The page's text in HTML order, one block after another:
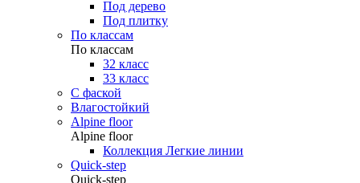
Под дерево
Под плитку
По классам
По классам
32 класс
33 класс
С фаской
Влагостойкий
Alpine floor
Alpine floor
Коллекция Легкие линии
Quick-step
Quick-step